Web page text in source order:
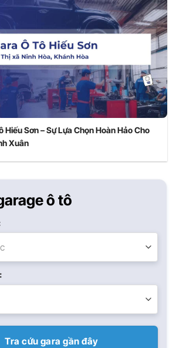
Hiếu Sơn – Sự Lựa Chọn Hoàn Hảo Cho
Xuân
ô tô
Tra cứu gara gần đây